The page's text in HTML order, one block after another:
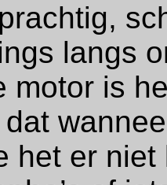
langs
motor is
het er